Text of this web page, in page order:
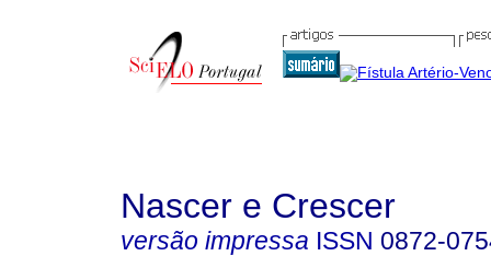
Nascer e Crescer
versão impressa ISSN 0872-